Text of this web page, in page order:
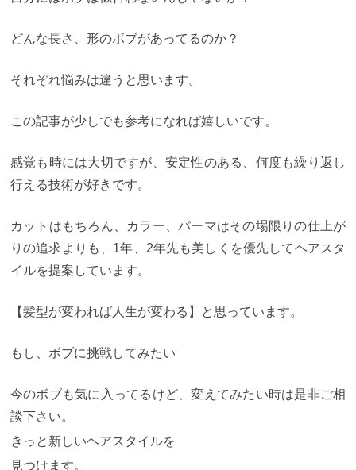
どんな長さ、形のボブがあってるのか？
それぞれ悩みは違うと思います。
この記事が少しでも参考になれば嬉しいです。
感覚も時には大切ですが、安定性のある、何度も繰り返し
行える技術が好きです。
カットはもちろん、カラー、パーマはその場限りの仕上が
りの追求よりも、1年、2年先も美しくを優先してヘアスタ
イルを提案しています。
【髪型が変われば人生が変わる】と思っています。
もし、ボブに挑戦してみたい
今のボブも気に入ってるけど、変えてみたい時は是非ご相
談下さい。
きっと新しいヘアスタイルを
見つけます。